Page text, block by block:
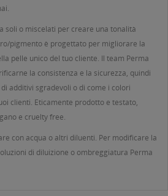
soli o miscelati per creare una tonalità
pigmento è progettato per migliorare la
pelle unico del tuo cliente. Il team Perma
la consistenza e la sicurezza, quindi
additivi sgradevoli o di come i colori
clienti. Eticamente prodotto e testato,
e cruelty free.
con acqua o altri diluenti. Per modificare la
di diluizione o ombreggiatura Perma